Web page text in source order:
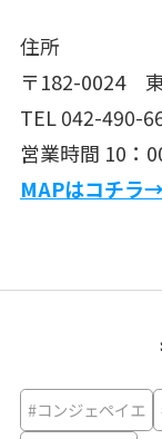
住所
〒182-0024
TEL 042-490-
営業時間 10：
MAPはコチラ→
#コンジェペイエ